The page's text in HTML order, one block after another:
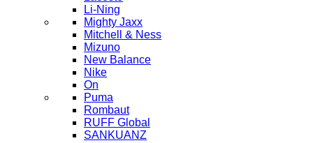
Li-Ning
Mighty Jaxx
Mitchell & Ness
Mizuno
New Balance
Nike
On
Puma
Rombaut
RUFF Global
SANKUANZ